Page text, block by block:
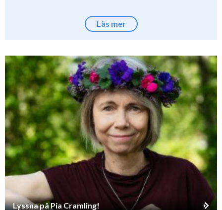
Läs mer
Lyssna på Pia Cramling!